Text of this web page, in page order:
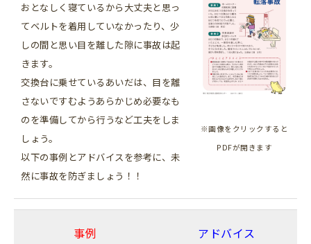
おとなしく寝ているから大丈夫と思っ
てベルトを着用していなかったり、少
しの間と思い目を離した隙に事故は起
きます。
交換台に乗せているあいだは、目を離
さないですむようあらかじめ必要なも
のを準備してから行うなど工夫をしま
しょう。
以下の事例とアドバイスを参考に、未
然に事故を防ぎましょう！！
※画像をクリックすると
PDFが開きます
事例 アドバイス